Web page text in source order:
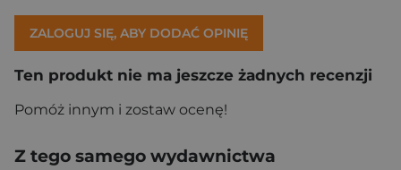
ZALOGUJ SIĘ, ABY DODAĆ OPINIĘ
Ten produkt nie ma jeszcze żadnych recenzji
Pomóż innym i zostaw ocenę!
Z tego samego wydawnictwa